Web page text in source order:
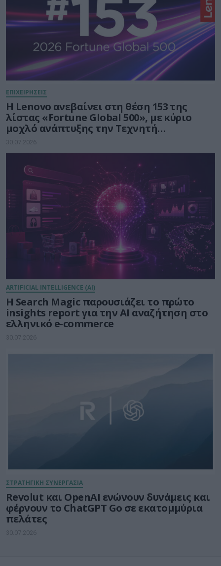
ΕΠΙΧΕΙΡΗΣΕΙΣ
Η Lenovo ανεβαίνει στη θέση 153 της
λίστας «Fortune Global 500», με κύριο
μοχλό ανάπτυξης την Τεχνητή
Νοημοσύνη
30.07.2026
ARTIFICIAL INTELLIGENCE (AI)
Η Search Magic παρουσιάζει το πρώτο
insights report για την AI αναζήτηση στο
ελληνικό e-commerce
30.07.2026
ΣΤΡΑΤΗΓΙΚΗ ΣΥΝΕΡΓΑΣΙΑ
Revolut και OpenAI ενώνουν δυνάμεις και
φέρνουν το ChatGPT Go σε εκατομμύρια
πελάτες
30.07.2026